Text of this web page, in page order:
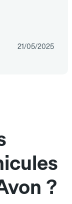
21/05/2025
?